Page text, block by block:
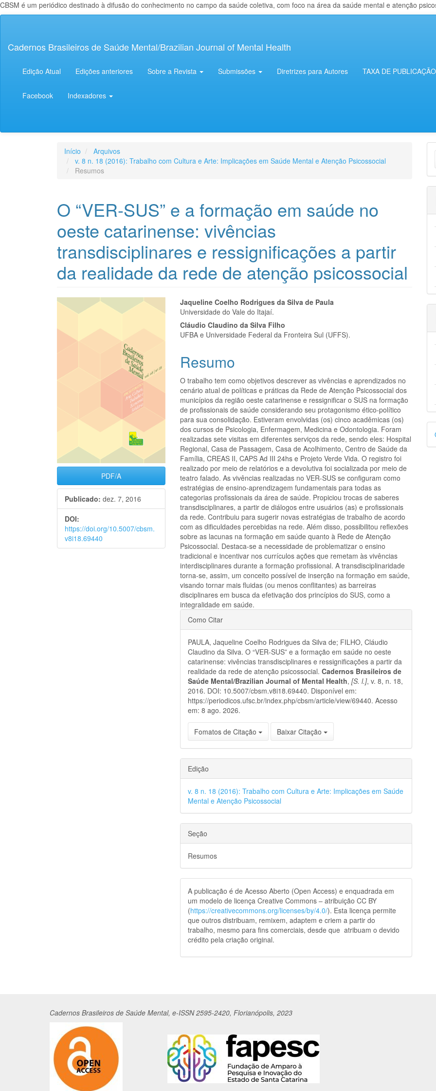
CBSM é um periódico destinado à difusão do conhecimento no campo da saúde coletiva, com foco na área da saúde mental e atenção
principal
Lateral
Cadernos Brasileiros de Saúde Mental/Brazilian Journal of Mental Health
Edição Atual Edições anteriores Sobre a Revista Submissões Diretrizes para Autores TAXA DE PUBLICAÇÃO
Facebook Indexadores
Início
Arquivos
v. 8 n. 18 (2016): Trabalho com Cultura e Arte: Implicações em Saúde Mental e Atenção Psicossocial
Resumos
O “VER-SUS” e a formação em saúde no
oeste catarinense: vivências
transdisciplinares e ressignificações a partir
da realidade da rede de atenção psicossocial
Barra
de
PDF/A
Publicado: dez. 7, 2016
DOI:
https://doi.org/10.5007/cbsm.
v8i18.69440
Conteúdo
do
artigo
principal
Jaqueline Coelho Rodrigues da Silva de Paula
Universidade do Vale do Itajaí.
Cláudio Claudino da Silva Filho
UFBA e Universidade Federal da Fronteira Sul (UFFS).
Resumo
O trabalho tem como objetivos descrever as vivências e aprendizados no
cenário atual de políticas e práticas da Rede de Atenção Psicossocial dos
municípios da região oeste catarinense e ressignificar o SUS na formação
de profissionais de saúde considerando seu protagonismo ético-político
para sua consolidação. Estiveram envolvidas (os) cinco acadêmicas (os)
dos cursos de Psicologia, Enfermagem, Medicina e Odontologia. Foram
realizadas sete visitas em diferentes serviços da rede, sendo eles: Hospital
Regional, Casa de Passagem, Casa de Acolhimento, Centro de Saúde da
Família, CREAS II, CAPS Ad III 24hs e Projeto Verde Vida. O registro foi
realizado por meio de relatórios e a devolutiva foi socializada por meio de
teatro falado. As vivências realizadas no VER-SUS se configuram como
estratégias de ensino-aprendizagem fundamentais para todas as
categorias profissionais da área de saúde. Propiciou trocas de saberes
transdisciplinares, a partir de diálogos entre usuários (as) e profissionais
da rede. Contribuiu para sugerir novas estratégias de trabalho de acordo
com as dificuldades percebidas na rede. Além disso, possibilitou reflexões
sobre as lacunas na formação em saúde quanto à Rede de Atenção
Psicossocial. Destaca-se a necessidade de problematizar o ensino
tradicional e incentivar nos currículos ações que remetam às vivências
interdisciplinares durante a formação profissional. A transdisciplinaridade
torna-se, assim, um conceito possível de inserção na formação em saúde,
visando tornar mais fluidas (ou menos conflitantes) as barreiras
disciplinares em busca da efetivação dos princípios do SUS, como a
integralidade em saúde.
Detalhes
do
artigo
Como Citar
PAULA, Jaqueline Coelho Rodrigues da Silva de; FILHO, Cláudio
Claudino da Silva. O “VER-SUS” e a formação em saúde no oeste
catarinense: vivências transdisciplinares e ressignificações a partir da
realidade da rede de atenção psicossocial.Cadernos Brasileiros de
Saúde Mental/Brazilian Journal of Mental Health,[S. l.], v. 8, n. 18,
2016. DOI: 10.5007/cbsm.v8i18.69440. Disponível em:
https://periodicos.ufsc.br/index.php/cbsm/article/view/69440. Acesso
em: 8 ago. 2026.
Fomatos de Citação Baixar Citação
Edição
v. 8 n. 18 (2016): Trabalho com Cultura e Arte: Implicações em Saúde
Mental e Atenção Psicossocial
Seção
Resumos
A publicação é de Acesso Aberto (Open Access) e enquadrada em
um modelo de licença Creative Commons – atribuição CC BY
(https://creativecommons.org/licenses/by/4.0/). Esta licença permite
que outros distribuam, remixem, adaptem e criem a partir do
trabalho, mesmo para fins comerciais, desde que atribuam o devido
crédito pela criação original.
Cadernos Brasileiros de Saúde Mental, e-ISSN 2595-2420, Florianópolis, 2023